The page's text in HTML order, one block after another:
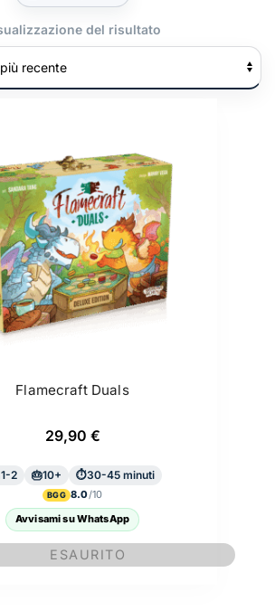
del risultato
Flamecraft Duals
29,90 €
1-2 10+ 30-45 minuti
BGG 8.0
Avvisami su WhatsApp